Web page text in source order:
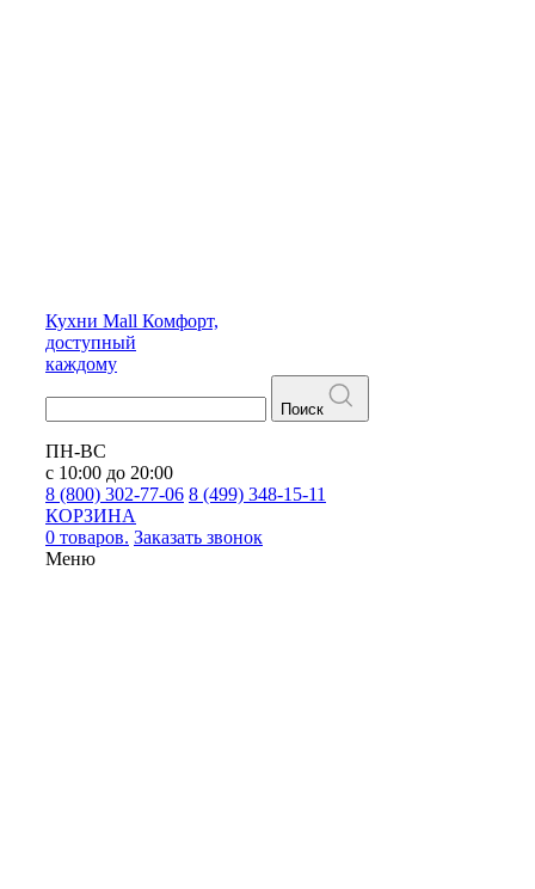
Кухни Mall Комфорт,
доступный
каждому
Поиск
ПН-ВС
с 10:00 до 20:00
8 (800) 302-77-06 8 (499) 348-15-11
КОРЗИНА
0 товаров. Заказать звонок
Меню